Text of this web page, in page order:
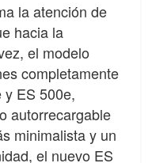
la atención de
hacia la
el modelo
completamente
ES 500e,
autorrecargable
minimalista y un
el nuevo ES